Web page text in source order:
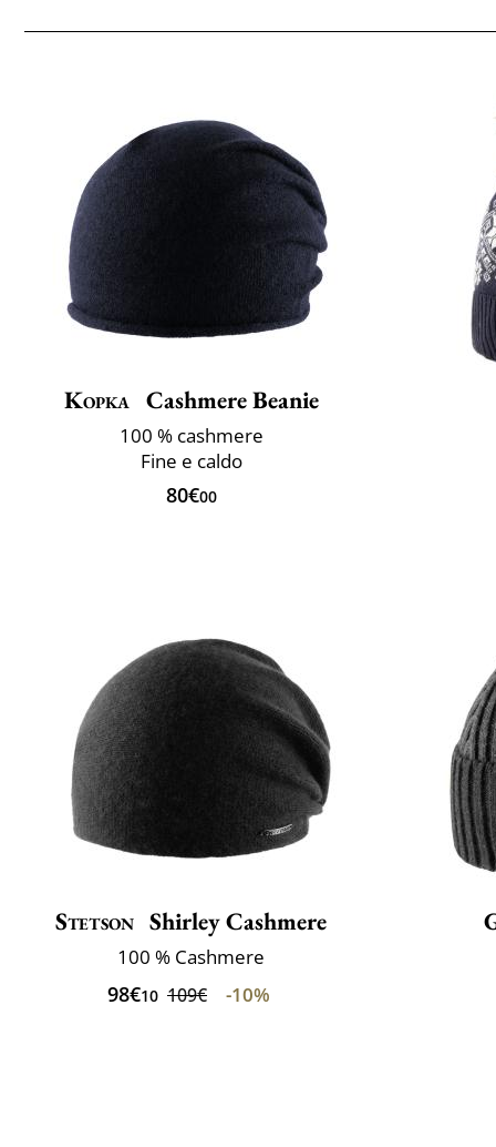
Kopka Cashmere Beanie
100 % cashmere
Fine e caldo
80€00
Stetson Shirley Cashmere
100 % Cashmere
98€10 109€ -10%